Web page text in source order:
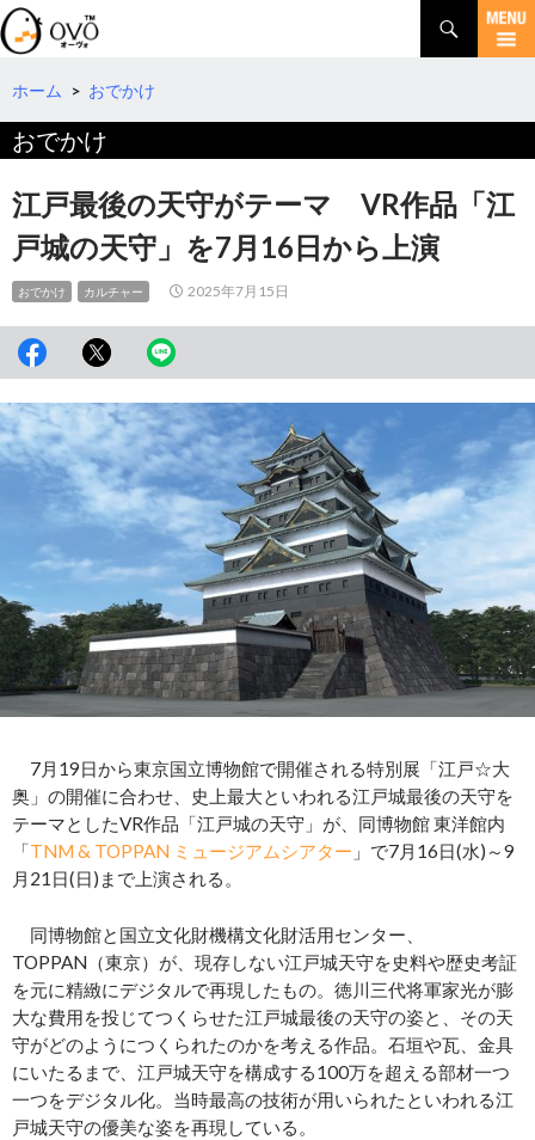
検
索
コ
テ
ツ
へ
移
動
ホーム > おでかけ
おでかけ
江戸最後の天守がテーマ VR作品「江
戸城の天守」を7月16日から上演
おでかけ カルチャー 2025年7月15日
7月19日から東京国立博物館で開催される特別展「江戸☆大
奥」の開催に合わせ、史上最大といわれる江戸城最後の天守を
テーマとしたVR作品「江戸城の天守」が、同博物館 東洋館内
「TNM & TOPPAN ミュージアムシアター 」で7月16日(水)～9
月21日(日)まで上演される。
同博物館と国立文化財機構文化財活用センター、
TOPPAN（東京）が、現存しない江戸城天守を史料や歴史考証
を元に精緻にデジタルで再現したもの。徳川三代将軍家光が膨
大な費用を投じてつくらせた江戸城最後の天守の姿と、その天
守がどのようにつくられたのかを考える作品。石垣や瓦、金具
にいたるまで、江戸城天守を構成する100万を超える部材一つ
一つをデジタル化。当時最高の技術が用いられたといわれる江
戸城天守の優美な姿を再現している。